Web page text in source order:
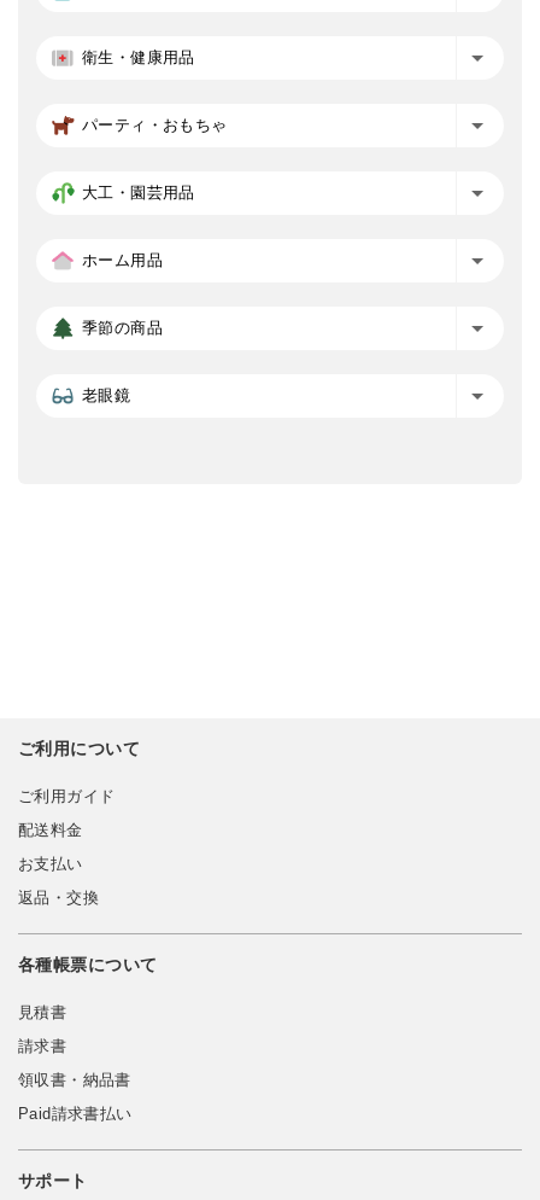
衛生・健康用品
パーティ・おもちゃ
大工・園芸用品
ホーム用品
季節の商品
老眼鏡
ご利用について
ご利用ガイド
配送料金
お支払い
返品・交換
各種帳票について
見積書
請求書
領収書・納品書
Paid請求書払い
サポート